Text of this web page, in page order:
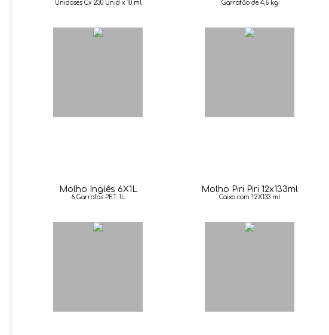
Unidoses Cx 230 Unid x 10 ml Garrafăo de 4,6 kg
Molho Inglês 6X1L
6 Garrafas PET 1L
Molho Piri Piri 12x133ml
Caixa com 12X133 ml